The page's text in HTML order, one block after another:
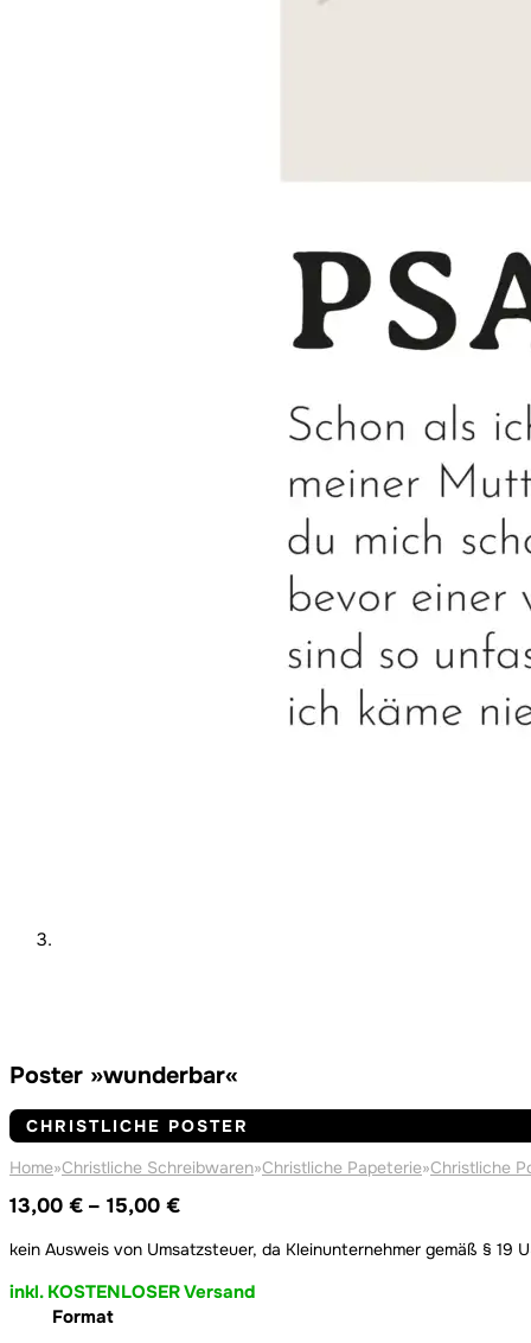
Poster »wunderbar«
CHRISTLICHE POSTER
Home»Christliche Schreibwaren»Christliche Papeterie»Christliche
13,00 € – 15,00 €Preisspanne:
bis
15,00 €
kein Ausweis von Umsatzsteuer, da Kleinunternehmer gemäß § 19
inkl. KOSTENLOSER Versand
Format